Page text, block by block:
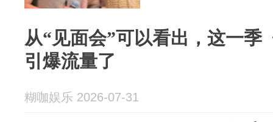
从“见面会”可以看出，这一季
引爆流量了
糊咖娱乐 2026-07-31